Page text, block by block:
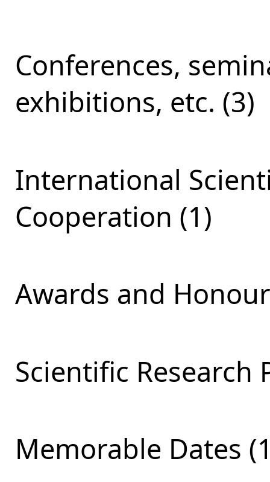
Conferences,
exhibitions, etc. (3)
International
Cooperation (1)
Awards and
Scientific Research
Memorable Dates